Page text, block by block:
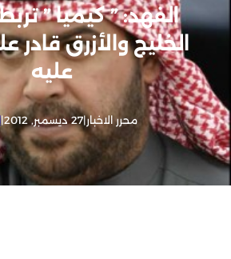
الفهد: ” كيميا ”
الخليج والأزرق قادر
عليه
محرر الاخبار|27 ديسمبر, 2012 |